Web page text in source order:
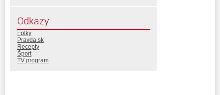
Odkazy
Fotky
Pravda.sk
Recepty
Šport
TV program